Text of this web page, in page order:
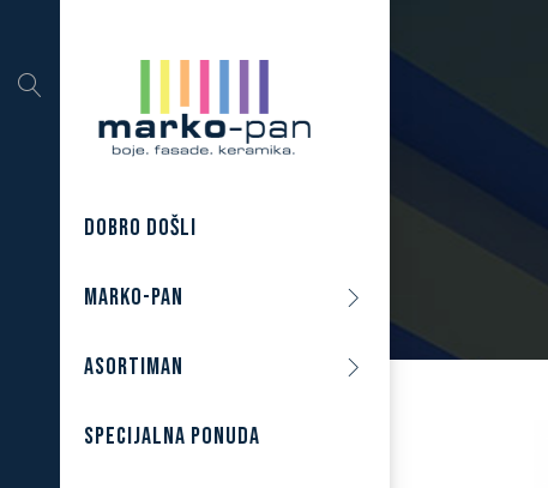
DOBRO DOŠLI
MARKO-PAN
ASORTIMAN
SPECIJALNA PONUDA